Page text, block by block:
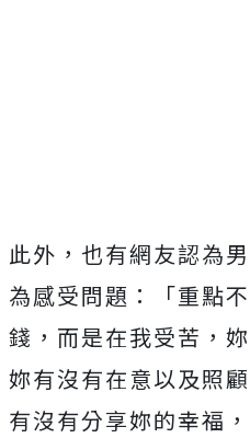
此外，也有網友認為
為感受問題：
「重點
錢，而是在我受苦，
妳有沒有在意以及照
有沒有分享妳的幸福